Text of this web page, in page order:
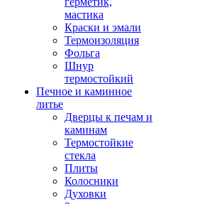
мастика
Краски и эмали
Термоизоляция
Фольга
Шнур
термостойкий
Печное и каминное
литье
Дверцы к печам и
каминам
Термостойкие
стекла
Плиты
Колосники
Духовки